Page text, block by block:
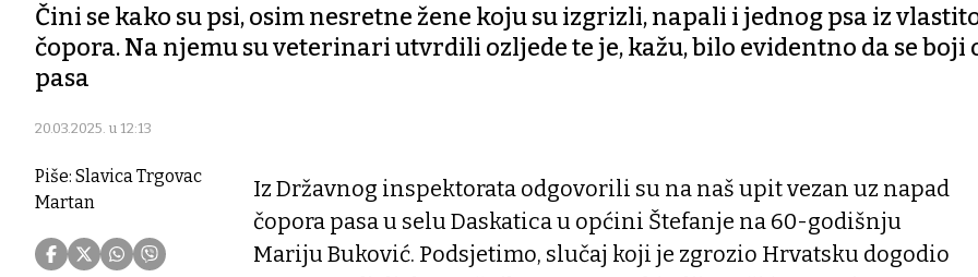
Čini se kako su psi, osim nesretne žene koju su izgrizli, napali i jednog psa iz
čopora. Na njemu su veterinari utvrdili ozljede te je, kažu, bilo evidentno da se boji
pasa
20.03.2025. u 12:13
Piše: Slavica Trgovac
Martan
Iz Državnog inspektorata odgovorili su na naš upit vezan uz napad
čopora pasa u selu Daskatica u općini Štefanje na 60-godišnju
Mariju Buković. Podsjetimo, slučaj koji je zgrozio Hrvatsku dogodio